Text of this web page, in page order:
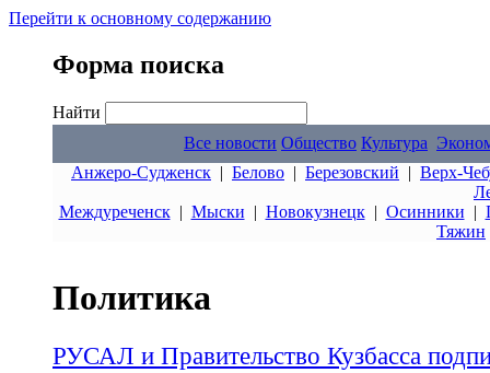
Перейти к основному содержанию
Форма поиска
Найти
Все новости Общество Культура
Анжеро-Судженск | Белово | Березовский | Верх-
Междуреченск| Мыски | Новокузнецк| Осинники |
Тяжин
Политика
РУСАЛ и Правительство Кузбасса